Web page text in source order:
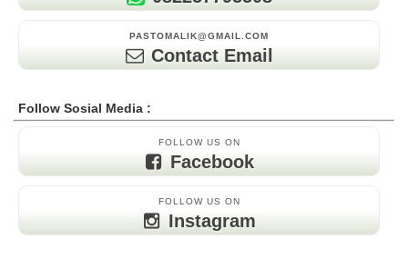
PASTOMALIK@GMAIL.COM
Contact Email
Follow Sosial Media :
FOLLOW US ON
Facebook
FOLLOW US ON
Instagram